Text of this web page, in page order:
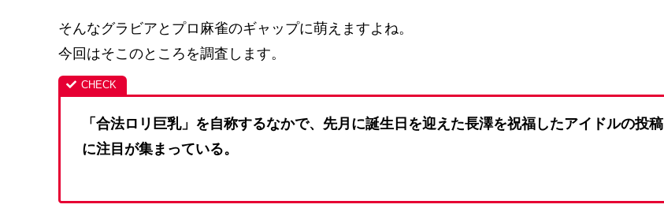
そんなグラビアとプロ麻雀のギャップに萌えますよね。
今回はそこのところを調査します。
「合法ロリ巨乳」を自称するなかで、先月に誕生日を迎えた長澤を祝福したアイドルの投稿
に注目が集まっている。